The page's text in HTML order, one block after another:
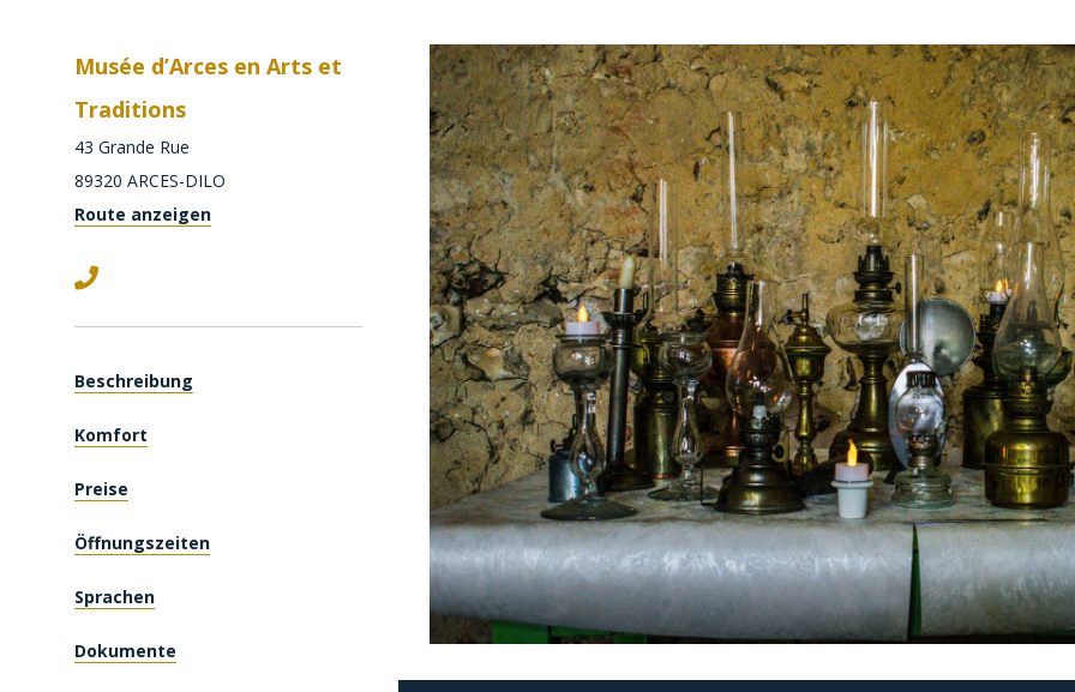
Musée d’Arces en Arts et
Traditions
43 Grande Rue
89320 ARCES-DILO
Route anzeigen
Beschreibung
Komfort
Preise
Öffnungszeiten
Sprachen
Dokumente